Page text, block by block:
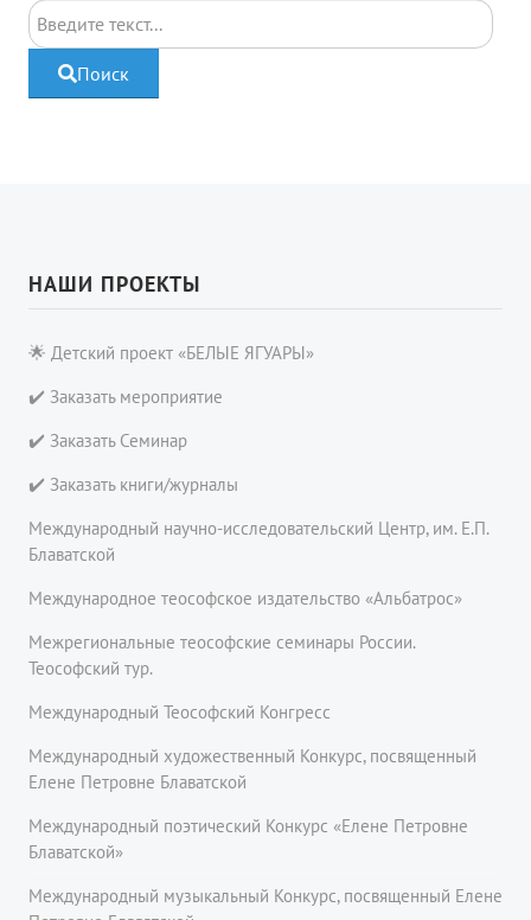
Поиск
Поиск
НАШИ ПРОЕКТЫ
🌟 Детский проект «БЕЛЫЕ ЯГУАРЫ»
✔️ Заказать мероприятие
✔️ Заказать Семинар
✔️ Заказать книги/журналы
Международный научно-исследовательский Центр, им. Е.П.
Блаватской
Международное теософское издательство «Альбатрос»
Межрегиональные теософские семинары России.
Теософский тур.
Международный Теософский Конгресс
Международный художественный Конкурс, посвященный
Елене Петровне Блаватской
Международный поэтический Конкурс «Елене Петровне
Блаватской»
Международный музыкальный Конкурс, посвященный Елене